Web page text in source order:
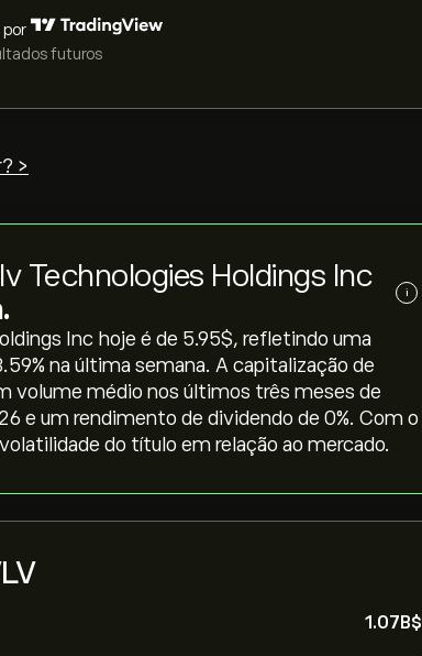
por
futuros
>
Technologies Holdings Inc
i
Inc hoje é de 5.95‎$‎, refletindo uma
na última semana. A capitalização de
volume médio nos últimos três meses de
e um rendimento de dividendo de 0%. Com o
do título em relação ao mercado.
1.07B‎$‎